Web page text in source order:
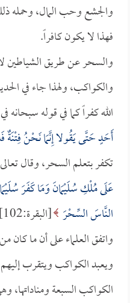
والجشع وحب المال، وحمله
فهذا لا يكون كافراً.
والسحر عن طريق الشياطين
والكواكب، ولهذا جاء في
الله كفراً كما في قوله سبحانه
أَحَدٍ حَتَّى يَقُولا إِنَّمَا نَحْنُ فِتْنَةٌ
تكفر بتعلم السحر، وقال
عَلَى مُلْكِ سُلَيْمَانَ وَمَا كَفَرَ
النَّاسَ السِّحْرَ [البقرة:102].
واتفق العلماء على أن ما
ويعبد الكواكب ويتقرب
الكواكب السبعة